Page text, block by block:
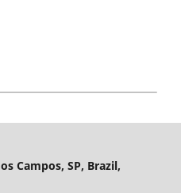
Campos, SP, Brazil,